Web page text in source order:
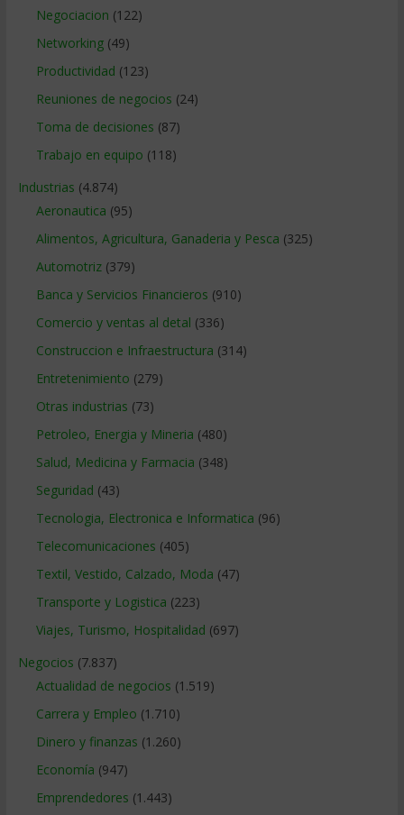
Negociacion (122)
Networking(49)
Productividad (123)
Reuniones de negocios (24)
Toma de decisiones (87)
Trabajo en equipo (118)
Industrias (4.874)
Aeronautica (95)
Alimentos, Agricultura, Ganaderia y Pesca (325)
Automotriz(379)
Banca y Servicios Financieros (910)
Comercio y ventas al detal (336)
Construccion e Infraestructura (314)
Entretenimiento (279)
Otras industrias (73)
Petroleo, Energia y Mineria (480)
Salud, Medicina y Farmacia (348)
Seguridad (43)
Tecnologia, Electronica e Informatica (96)
Telecomunicaciones (405)
Textil, Vestido, Calzado, Moda (47)
Transporte y Logistica (223)
Viajes, Turismo, Hospitalidad (697)
Negocios (7.837)
Actualidad de negocios (1.519)
Carrera y Empleo (1.710)
Dinero y finanzas (1.260)
Economía (947)
Emprendedores (1.443)